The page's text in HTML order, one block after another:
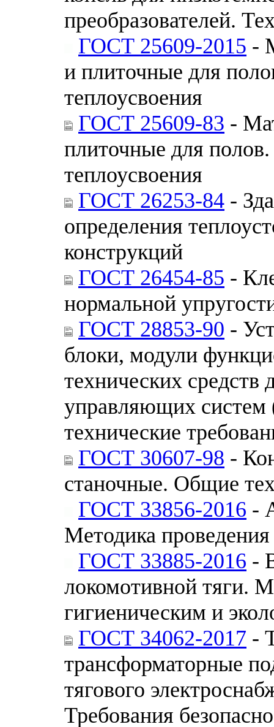
преобразователей.
ГОСТ 25609-2015 -
и плиточные для
теплоусвоения
ГОСТ 25609-83 -
плиточные для
теплоусвоения
ГОСТ 26253-84 -
определения
конструкций
ГОСТ 26454-85 -
нормальной
ГОСТ 28853-90 -
блоки, модули
технических
управляющих
технические
ГОСТ 30607-98 -
станочные. Общие
ГОСТ 33856-2016 -
Методика
ГОСТ 33885-2016 -
локомотивной тяги.
гигиеническим и
ГОСТ 34062-2017 -
трансформаторные
тягового
Требования